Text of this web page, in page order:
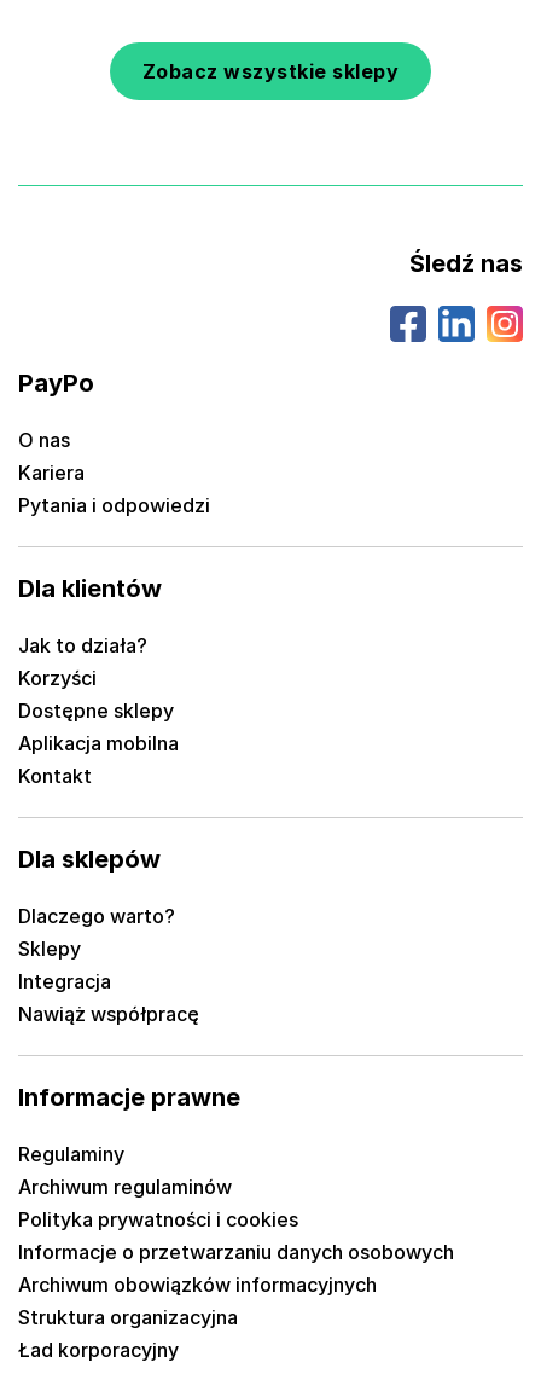
Zobacz wszystkie sklepy
PayPo
O nas
Kariera
Pytania i odpowiedzi
Dla klientów
Jak to działa?
Korzyści
Dostępne sklepy
Aplikacja mobilna
Kontakt
Dla sklepów
Dlaczego warto?
Sklepy
Integracja
Nawiąż współpracę
Informacje prawne
Regulaminy
Archiwum regulaminów
Polityka prywatności i cookies
Informacje o przetwarzaniu danych osobowych
Archiwum obowiązków informacyjnych
Struktura organizacyjna
Ład korporacyjny
Śledź nas